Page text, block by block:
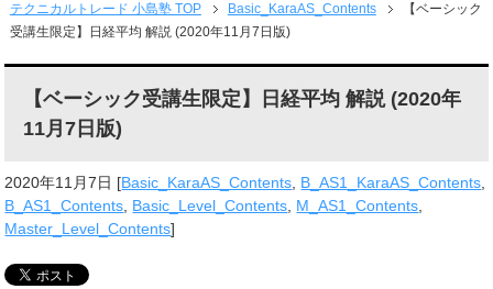
テクニカルトレード 小島塾 TOP Basic_KaraAS_Contents
【ベーシック
受講生限定】日経平均 解説 (2020年11月7日版)
【ベーシック受講生限定】日経平均 解説 (2020年
11月7日版)
2020年11月7日 [Basic_KaraAS_Contents, B_AS1_KaraAS_Contents,
B_AS1_Contents, Basic_Level_Contents, M_AS1_Contents,
Master_Level_Contents]